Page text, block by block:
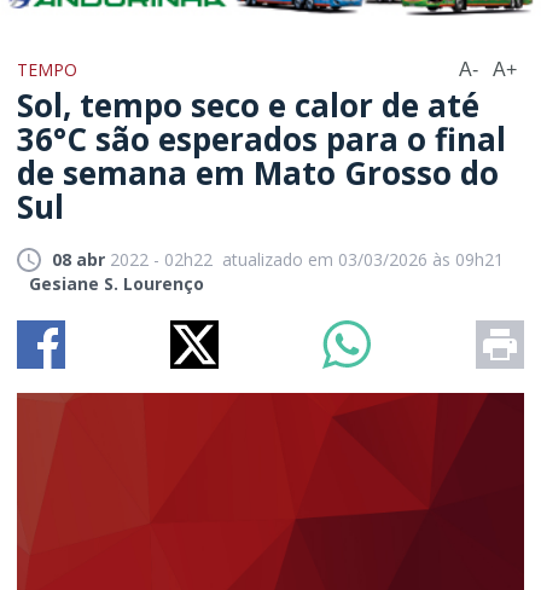
TEMPO A- A+
Sol, tempo seco e calor de até
36°C são esperados para o final
de semana em Mato Grosso do
Sul
08 abr 2022 - 02h22 atualizado em 03/03/2026 às 09h21
Gesiane S. Lourenço